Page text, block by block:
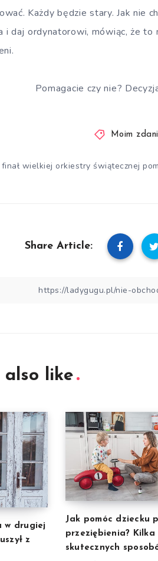
Każdy będzie stary. Jak nie
i daj ordynatorowi, mówiąc, że to
Pomagacie czy nie?
Moim
wielkiej orkiestry świątecznej
Share Article:
also like
w drugiej
z
Jak pomóc dziecku
przeziębienia? Kilka
skutecznych